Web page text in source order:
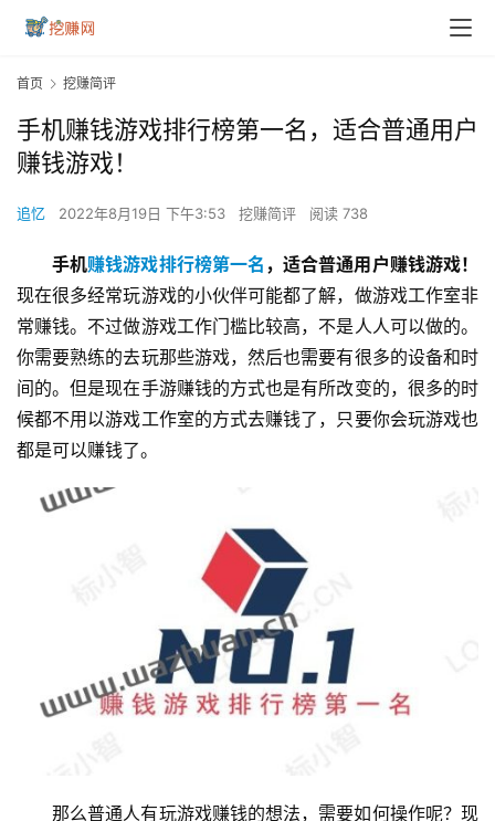
首页 挖赚简评
手机赚钱游戏排行榜第一名，适合普通用户
赚钱游戏！
追忆 2022年8月19日 下午3:53 挖赚简评 阅读 738
手机赚钱游戏排行榜第一名 ，适合普通用户赚钱游戏！
现在很多经常玩游戏的小伙伴可能都了解，做游戏工作室非
常赚钱。不过做游戏工作门槛比较高，不是人人可以做的。
你需要熟练的去玩那些游戏，然后也需要有很多的设备和时
间的。但是现在手游赚钱的方式也是有所改变的，很多的时
候都不用以游戏工作室的方式去赚钱了，只要你会玩游戏也
都是可以赚钱了。
那么普通人有玩游戏赚钱的想法，需要如何操作呢？现